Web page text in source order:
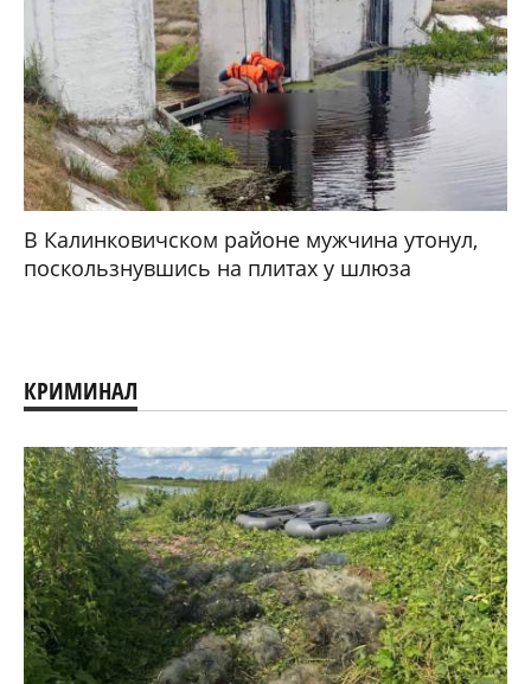
В Калинковичском районе мужчина утонул,
поскользнувшись на плитах у шлюза
КРИМИНАЛ